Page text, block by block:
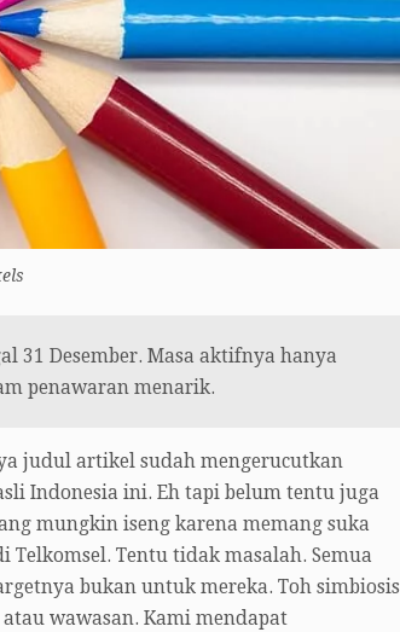
31 Desember. Masa aktifnya hanya
penawaran menarik.
judul artikel sudah mengerucutkan
Indonesia ini. Eh tapi belum tentu juga
mungkin iseng karena memang suka
Telkomsel. Tentu tidak masalah. Semua
bukan untuk mereka. Toh simbiosis
wawasan. Kami mendapat